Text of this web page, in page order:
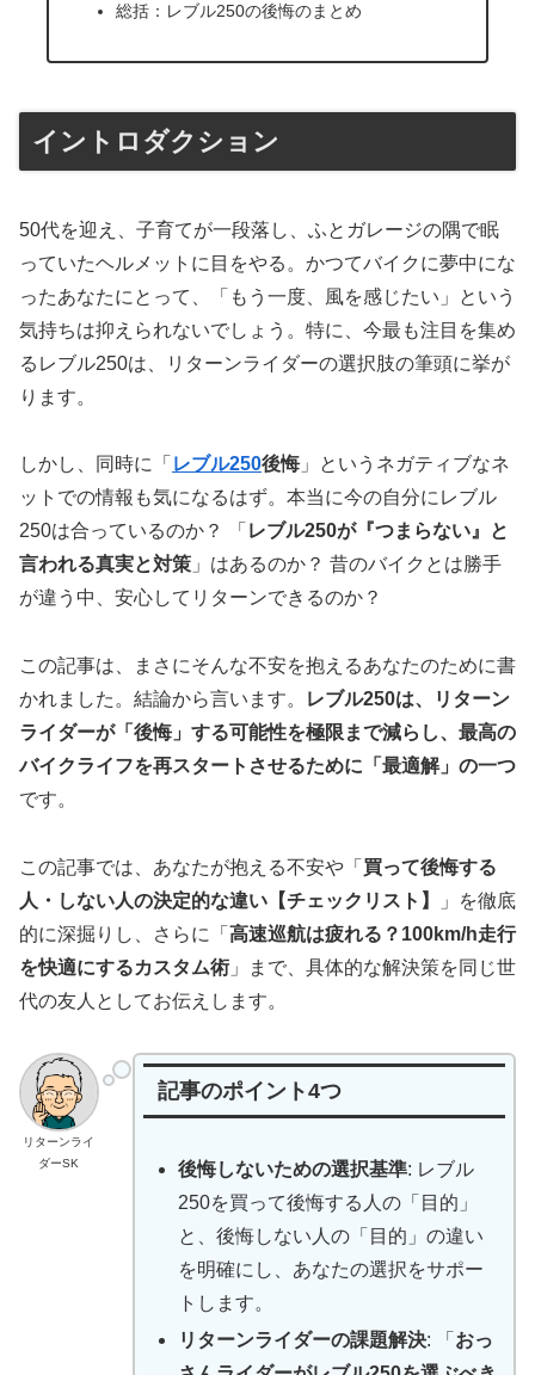
総括：レブル250の後悔のまとめ
イントロダクション
50代を迎え、子育てが一段落し、ふとガレージの隅で眠
っていたヘルメットに目をやる。かつてバイクに夢中にな
ったあなたにとって、「もう一度、風を感じたい」という
気持ちは抑えられないでしょう。特に、今最も注目を集め
るレブル250は、リターンライダーの選択肢の筆頭に挙が
ります。
しかし、同時に「 レブル250後悔 」というネガティブなネ
ットでの情報も気になるはず。本当に今の自分にレブル
250は合っているのか？ 「 レブル250が『つまらない』と
言われる真実と対策 」はあるのか？ 昔のバイクとは勝手
が違う中、安心してリターンできるのか？
この記事は、まさにそんな不安を抱えるあなたのために書
かれました。結論から言います。
レブル250は、リターン
ライダーが「後悔」する可能性を極限まで減らし、最高の
バイクライフを再スタートさせるために「最適解」の一つ
です。
この記事では、あなたが抱える不安や「 買って後悔する
人・しない人の決定的な違い【チェックリスト】
」を徹底
的に深掘りし、さらに「 高速巡航は疲れる？100km/h走行
を快適にするカスタム術 」まで、具体的な解決策を同じ世
代の友人としてお伝えします。
リターンライ
ダーSK
記事のポイント4つ
後悔しないための選択基準: レブル
250を買って後悔する人の「目的」
と、後悔しない人の「目的」の違い
を明確にし、あなたの選択をサポー
トします。
リターンライダーの課題解決: 「 おっ